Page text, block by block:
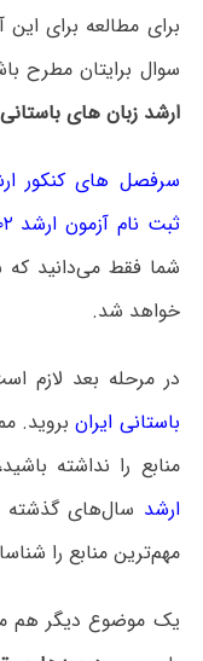
برای مطالعه برای
سوال برایتان مطرح
ارشد زبان های
سرفصل های کنکور
ثبت نام آزمون ارشد ۱۴۰۲
شما فقط می‌دانید که
خواهد شد.
در مرحله بعد لازم
باستانی ایرانبروید.
منابع را نداشته
ارشد سال‌های گذشته
مهم‌ترین منابع را
یک موضوع دیگر هم